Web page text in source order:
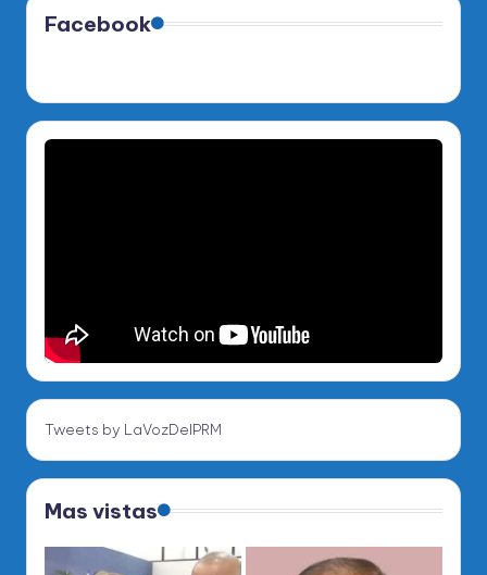
Facebook
Tweets by LaVozDelPRM
Mas vistas